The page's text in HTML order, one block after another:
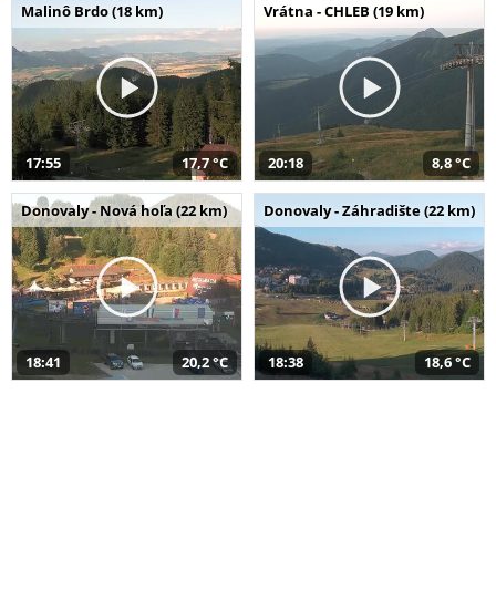
Malinô Brdo (18 km)
17:55 17,7 °C
Vrátna - CHLEB (19 km)
20:18 8,8 °C
Donovaly - Nová hoľa (22 km)
18:41 20,2 °C
Donovaly - Záhradište (22 km)
18:38 18,6 °C